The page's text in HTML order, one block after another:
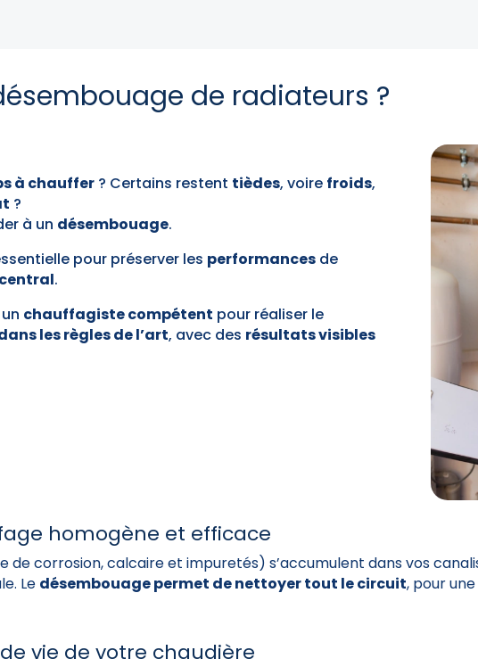
de radiateurs ?
à chauffer ? Certains restent tièdes, voire froids,
?
à un désembouage.
pour préserver les performances de
.
chauffagiste compétent pour réaliser le
les règles de l’art, avec des résultats visibles
homogène et efficace
de corrosion, calcaire et impuretés) s’accumulent dans vos
Le désembouage permet de nettoyer tout le circuit, pour
vie de votre chaudière